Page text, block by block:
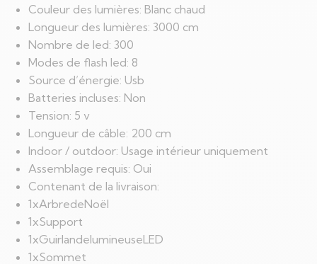
Couleur des lumières: Blanc chaud
Longueur des lumières: 3000 cm
Nombre de led: 300
Modes de flash led: 8
Source d’énergie: Usb
Batteries incluses: Non
Tension: 5 v
Longueur de câble: 200 cm
Indoor / outdoor: Usage intérieur uniquement
Assemblage requis: Oui
Contenant de la livraison:
1xArbredeNoël
1xSupport
1xGuirlandelumineuseLED
1xSommet